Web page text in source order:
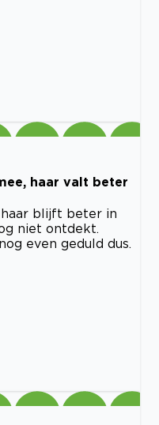
haar valt beter
haar blijft beter in
niet ontdekt.
even geduld dus.